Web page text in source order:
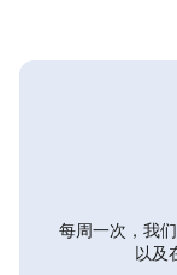
每周一次，我
以及